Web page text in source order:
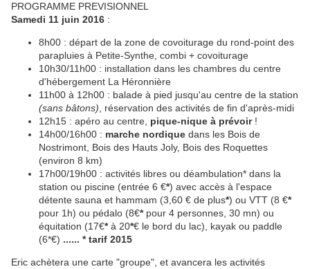
PROGRAMME PREVISIONNEL
Samedi 11 juin 2016 :
8h00 : départ de la zone de covoiturage du rond-point des
parapluies à Petite-Synthe, combi + covoiturage
10h30/11h00 : installation dans les chambres du centre
d'hébergement La Héronnière
11h00 à 12h00 : balade à pied jusqu'au centre de la station
(sans bâtons) , réservation des activités de fin d'après-midi
12h15 : apéro au centre, pique-nique à prévoir!
14h00/16h00 : marche nordique dans les Bois de
Nostrimont, Bois des Hauts Joly, Bois des Roquettes
(environ 8 km)
17h00/19h00 : activités libres ou déambulation* dans la
station ou piscine (entrée 6 €*) avec accès à l'espace
détente sauna et hammam (3,60 € de plus*) ou VTT (8 €*
pour 1h) ou pédalo (8€*pour 4 personnes, 30 mn) ou
équitation (17€*à 20*€ le bord du lac), kayak ou paddle
(6*€) ...... * tarif 2015
Eric achètera une carte "groupe", et avancera les activités